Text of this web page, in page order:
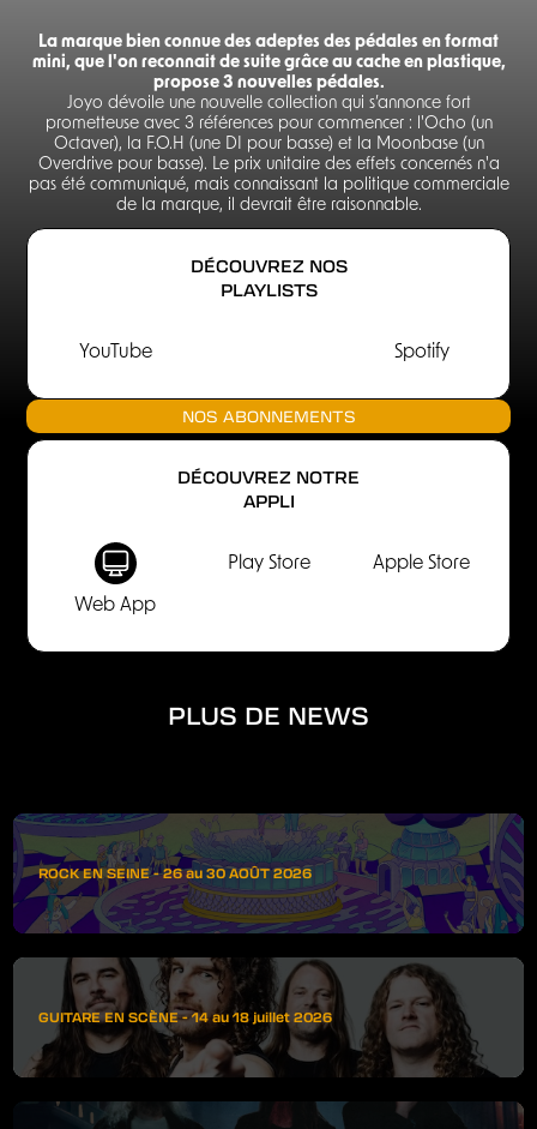
La marque bien connue des adeptes des pédales en format
mini, que l'on reconnait de suite grâce au cache en plastique,
propose 3 nouvelles pédales.
Joyo dévoile une nouvelle collection qui s’annonce fort
prometteuse avec 3 références pour commencer : l'Ocho (un
Octaver), la F.O.H (une DI pour basse) et la Moonbase (un
Overdrive pour basse). Le prix unitaire des effets concernés n'a
pas été communiqué, mais connaissant la politique commerciale
de la marque, il devrait être raisonnable.
DÉCOUVREZ NOS
PLAYLISTS
YouTube Spotify
NOS ABONNEMENTS
DÉCOUVREZ NOTRE
APPLI
Web App
Play Store Apple Store
PLUS DE NEWS
ROCK EN SEINE - 26 au 30 AOÛT 2026
GUITARE EN SCÈNE - 14 au 18 juillet 2026